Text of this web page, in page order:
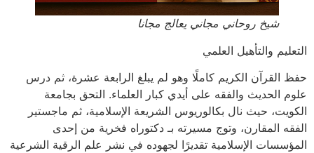
شيخ روحاني مجاني يعالج مجانا
التعليم والتأهيل العلمي
حفظ القرآن الكريم كاملًا وهو لم يبلغ الرابعة عشرة، ثم درس
علوم الحديث والفقه على أيدي كبار العلماء. التحق بجامعة
الكويت، حيث نال بكالوريوس الشريعة الإسلامية، ثم ماجستير
الفقه المقارن، وتوج مسيرته بـ دكتوراه فخرية من إحدى
المؤسسات الإسلامية تقديرًا لجهوده في نشر علم الرقية الشرعية